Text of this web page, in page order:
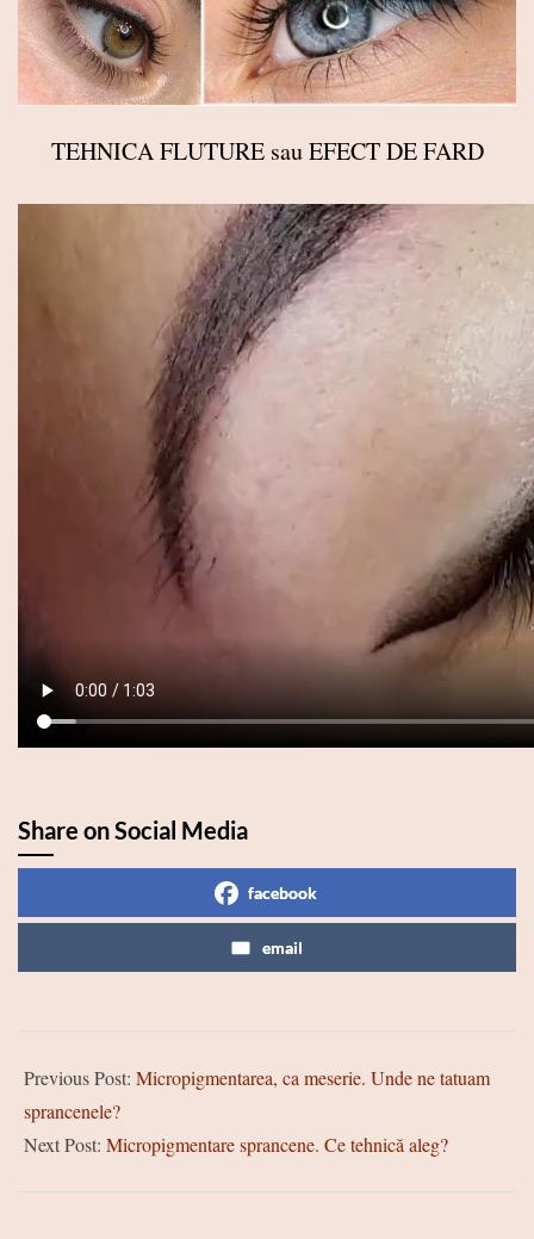
TEHNICA FLUTURE sau EFECT DE FARD
Share on Social Media
facebook
email
01-
23
Previous Post: Micropigmentarea, ca meserie. Unde ne tatuam
sprancenele?
Next Post: Micropigmentare sprancene. Ce tehnică aleg?